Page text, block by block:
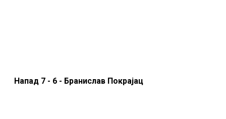
Напад 7 - 6 - Бранислав Покрајац